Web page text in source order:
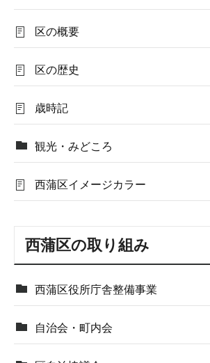
区の概要
区の歴史
歳時記
観光・みどころ
西蒲区イメージカラー
西蒲区の取り組み
西蒲区役所庁舎整備事業
自治会・町内会